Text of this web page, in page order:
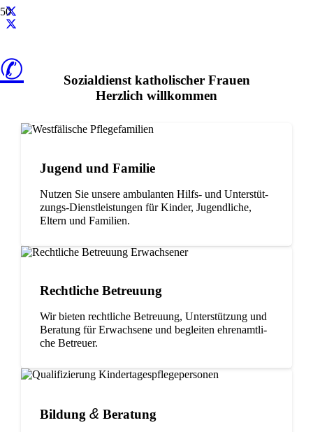
✆
Sozi­al­dienst katho­li­scher Frauen
Herz­lich willkommen
Jugend und Familie
Nut­zen Sie unsere ambu­lan­ten Hilfs- und Unter­stüt­
zungs-Dienst­leis­tun­gen für Kin­der, Jugend­li­che,
Eltern und Familien.
Recht­li­che Betreuung
Wir bie­ten recht­li­che Betreu­ung, Unter­stüt­zung und
Bera­tung für Erwach­sene und beglei­ten ehren­amt­li­
che Betreuer.
Bil­dung & Beratung